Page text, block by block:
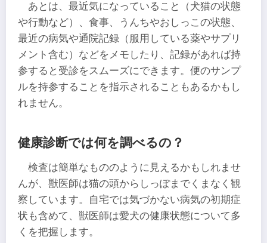
あとは、最近気になっていること（犬猫の状態
や行動など）、食事、うんちやおしっこの状態、
最近の病気や通院記録（服用している薬やサプリ
メント含む）などをメモしたり、記録があれば持
参すると受診をスムーズにできます。便のサンプ
ルを持参することを指示されることもあるかもし
れません。
健康診断では何を調べるの？
検査は簡単なもののように見えるかもしれませ
んが、獣医師は猫の頭からしっぽまでくまなく観
察しています。自宅では気づかない病気の初期症
状も含めて、獣医師は愛犬の健康状態について多
くを把握します。